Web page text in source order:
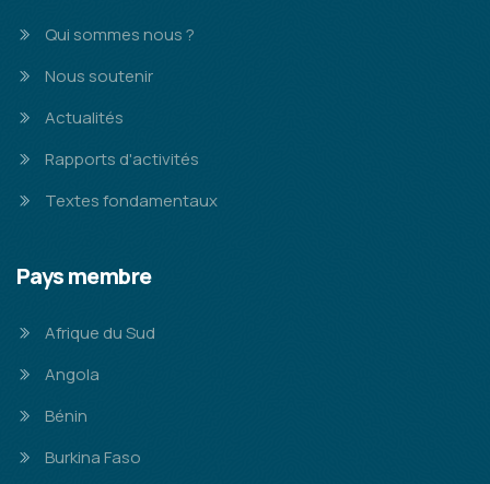
Qui sommes nous ?
Nous soutenir
Actualités
Rapports d'activités
Textes fondamentaux
Pays membre
Afrique du Sud
Angola
Bénin
Burkina Faso